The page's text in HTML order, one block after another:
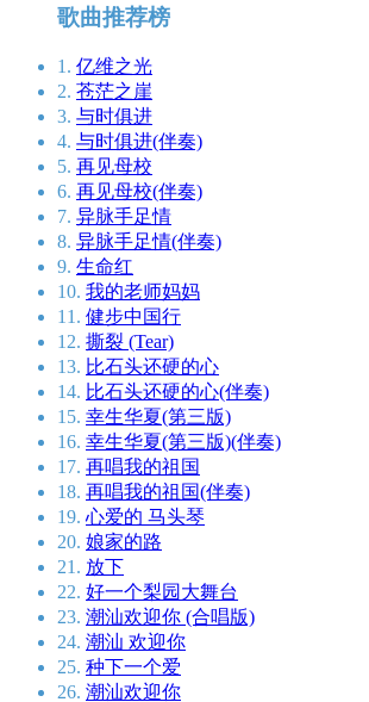
歌曲推荐榜
1. 亿维之光
2. 苍茫之崖
3. 与时俱进
4. 与时俱进(伴奏)
5. 再见母校
6. 再见母校(伴奏)
7. 异脉手足情
8. 异脉手足情(伴奏)
9. 生命红
10. 我的老师妈妈
11. 健步中国行
12. 撕裂 (Tear)
13. 比石头还硬的心
14. 比石头还硬的心(伴奏)
15. 幸生华夏(第三版)
16. 幸生华夏(第三版)(伴奏)
17. 再唱我的祖国
18. 再唱我的祖国(伴奏)
19. 心爱的 马头琴
20. 娘家的路
21. 放下
22. 好一个梨园大舞台
23. 潮汕欢迎你 (合唱版)
24. 潮汕 欢迎你
25. 种下一个爱
26. 潮汕欢迎你